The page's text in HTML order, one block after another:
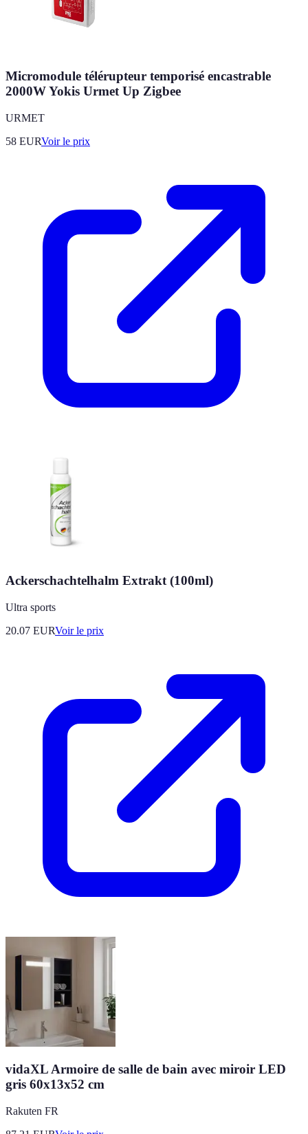
Micromodule télérupteur temporisé encastrable
2000W Yokis Urmet Up Zigbee
URMET
58 EURVoir le prix
Ackerschachtelhalm Extrakt (100ml)
Ultra sports
20.07 EURVoir le prix
vidaXL Armoire de salle de bain avec miroir LED
gris 60x13x52 cm
Rakuten FR